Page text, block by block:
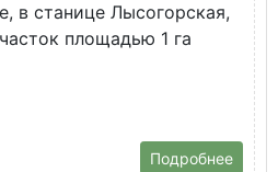
в станице Лысогорская,
площадью 1 га
Подробнее